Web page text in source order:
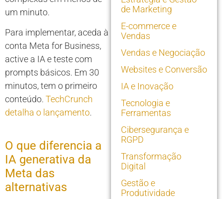
um minuto.
Para implementar, aceda à
conta Meta for Business,
active a IA e teste com
prompts básicos. Em 30
minutos, tem o primeiro
conteúdo. TechCrunch
detalha o lançamento.
O que diferencia a
IA generativa da
Meta das
alternativas
de Marketing
E-commerce e
Vendas
Vendas e Negociação
Websites e Conversão
IA e Inovação
Tecnologia e
Ferramentas
Cibersegurança e
RGPD
Transformação
Digital
Gestão e
Produtividade